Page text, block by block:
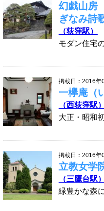
幻戯山房
ぎなみ詩
（荻窪駅）
モダン住宅
掲載日：2016年
一欅庵（
（西荻窪駅）
大正・昭和
掲載日：2016年
立教女学
（三鷹台駅）
緑豊かな森